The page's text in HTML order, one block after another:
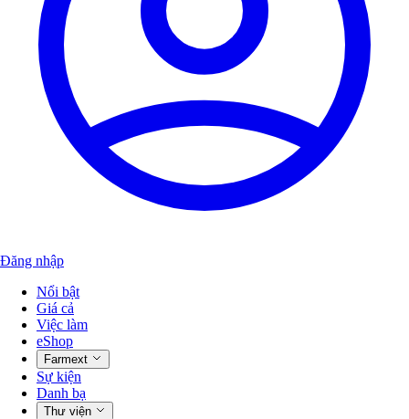
Đăng nhập
Nổi bật
Giá cả
Việc làm
eShop
Farmext
Sự kiện
Danh bạ
Thư viện